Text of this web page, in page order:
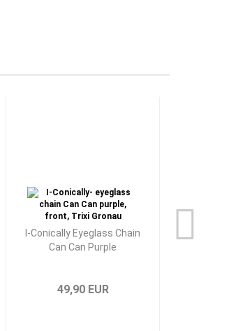
I-Conically Eyeglass Chain
Can Can Purple
49,90 EUR